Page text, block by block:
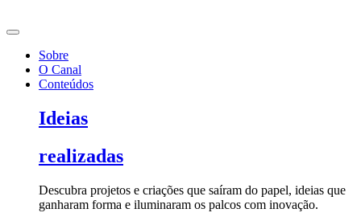
para
conteúdoSobre
O Canal
Conteúdos
Ideias
realizadas
Descubra projetos e criações que saíram do papel, ideias que
ganharam forma e iluminaram os palcos com inovação.